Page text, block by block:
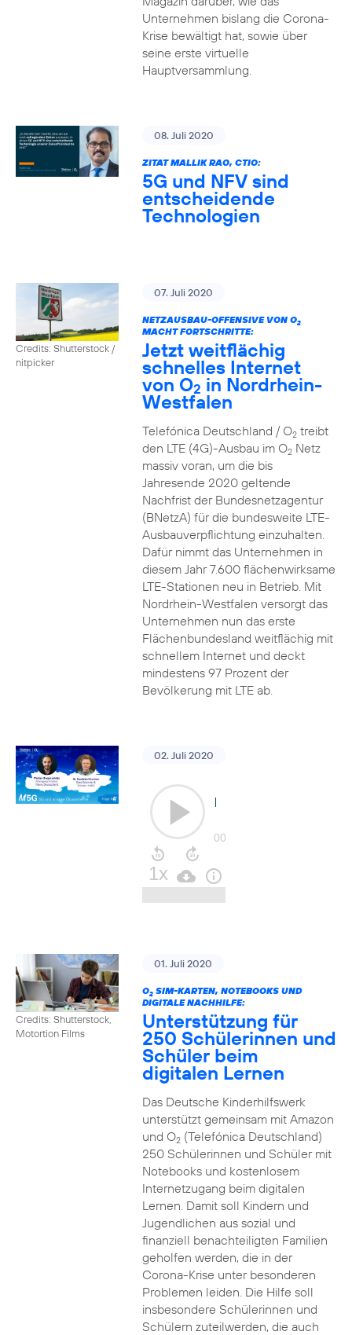
Unternehmen bislang die Corona-
Krise bewältigt hat, sowie über
seine erste virtuelle
Hauptversammlung.
08. Juli 2020
ZITAT MALLIK RAO, CTIO:
5G und NFV sind
entscheidende
Technologien
Credits: Shutterstock /
nitpicker
07. Juli 2020
NETZAUSBAU-OFFENSIVE VON O2
MACHT FORTSCHRITTE:
Jetzt weitflächig
schnelles Internet
von O2 in Nordrhein-
Westfalen
Telefónica Deutschland / O2treibt
den LTE (4G)-Ausbau im O2Netz
massiv voran, um die bis
Jahresende 2020 geltende
Nachfrist der Bundesnetzagentur
(BNetzA) für die bundesweite LTE-
Ausbauverpflichtung einzuhalten.
Dafür nimmt das Unternehmen in
diesem Jahr 7.600 flächenwirksame
LTE-Stationen neu in Betrieb. Mit
Nordrhein-Westfalen versorgt das
Unternehmen nun das erste
Flächenbundesland weitflächig mit
schnellem Internet und deckt
mindestens 97 Prozent der
Bevölkerung mit LTE ab.
02. Juli 2020
Credits: Shutterstock,
Motortion Films
01. Juli 2020
O2SIM-KARTEN, NOTEBOOKS UND
DIGITALE NACHHILFE:
Unterstützung für
250 Schülerinnen und
Schüler beim
digitalen Lernen
Das Deutsche Kinderhilfswerk
unterstützt gemeinsam mit Amazon
und O2(Telefónica Deutschland)
250 Schülerinnen und Schüler mit
Notebooks und kostenlosem
Internetzugang beim digitalen
Lernen. Damit soll Kindern und
Jugendlichen aus sozial und
finanziell benachteiligten Familien
geholfen werden, die in der
Corona-Krise unter besonderen
Problemen leiden. Die Hilfe soll
insbesondere Schülerinnen und
Schülern zuteilwerden, die auch